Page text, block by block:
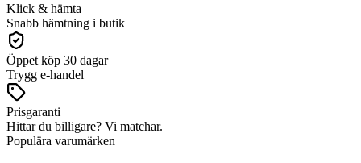
Klick & hämta
Snabb hämtning i butik
Öppet köp 30 dagar
Trygg e-handel
Prisgaranti
Hittar du billigare? Vi matchar.
Populära varumärken